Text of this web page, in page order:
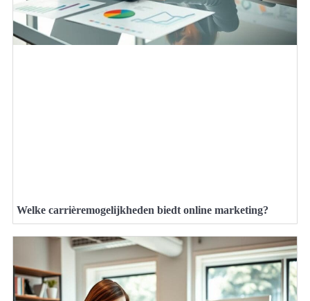
Welke carrièremogelijkheden biedt online marketing?